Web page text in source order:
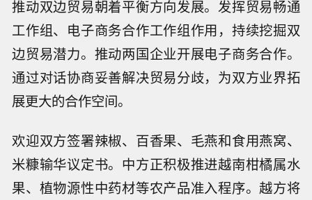
推动双边贸易朝着平衡方向发展。发挥贸易畅通
工作组、电子商务合作工作组作用，持续挖掘双
边贸易潜力。推动两国企业开展电子商务合作。
通过对话协商妥善解决贸易分歧，为双方业界拓
展更大的合作空间。
欢迎双方签署辣椒、百香果、毛燕和食用燕窝、
米糠输华议定书。中方正积极推进越南柑橘属水
果、植物源性中药材等农产品准入程序。越方将